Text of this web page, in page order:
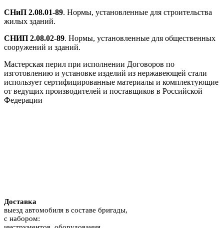
СНиП 2.08.01-89. Нормы, установленные для строительства
жилых зданий.
СНИП 2.08.02-89. Нормы, установленные для общественных
сооружений и зданий.
Мастерская перил при исполнении Договоров по
изготовлению и установке изделий из нержавеющей стали
использует сертифицированные материалы и комплектующие
от ведущих производителей и поставщиков в Российской
Федерации
Доставка
выезд автомобиля в составе бригады,
с набором: